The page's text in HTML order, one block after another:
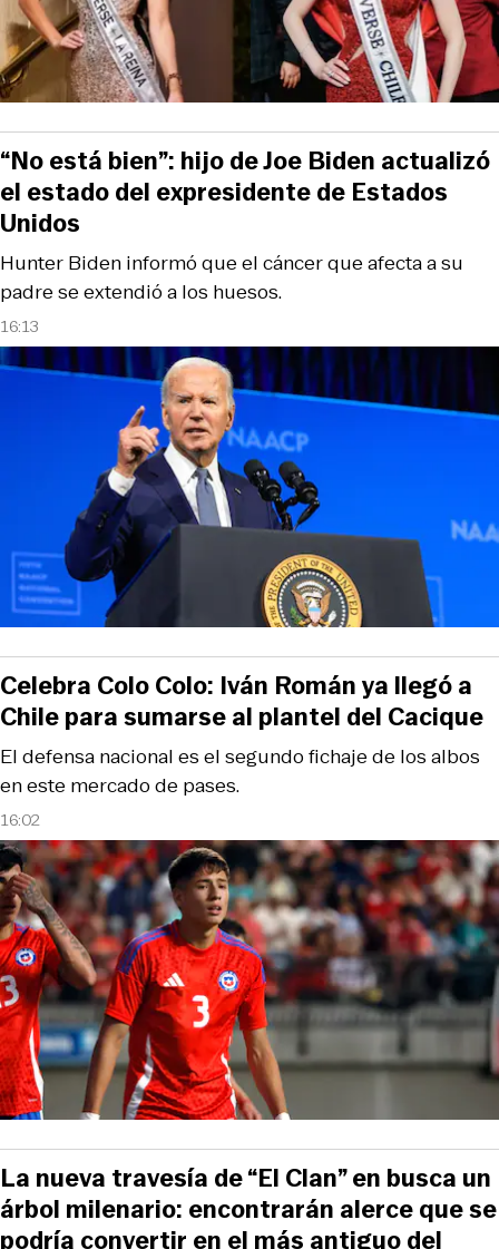
16:13
Hunter Biden informó que el cáncer que afecta a su
padre se extendió a los huesos.
“No está bien”: hijo de Joe Biden actualizó
el estado del expresidente de Estados
Unidos
16:02
El defensa nacional es el segundo fichaje de los albos
en este mercado de pases.
Celebra Colo Colo: Iván Román ya llegó a
Chile para sumarse al plantel del Cacique
La nueva travesía de “El Clan” en busca un
árbol milenario: encontrarán alerce que se
podría convertir en el más antiguo del